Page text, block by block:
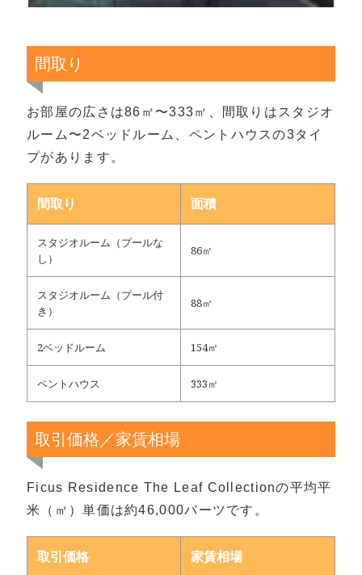
間取り
お部屋の広さは86㎡〜333㎡、間取りはスタジオ
ルーム〜2ベッドルーム、ペントハウスの3タイ
プがあります。
間取り 面積
スタジオルーム（プールな
し）
86㎡
スタジオルーム（プール付
き）
88㎡
2ベッドルーム 154㎡
ペントハウス 333㎡
取引価格／家賃相場
Ficus Residence The Leaf Collectionの平均平
米（㎡）単価は約46,000バーツです。
取引価格 家賃相場